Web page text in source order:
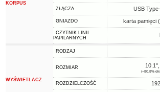
KORPUS
ZŁĄCZA USB
GNIAZDO karta pamięci
CZYTNIK LINII
PAPILARNYCH
WYŚWIETLACZ
RODZAJ
ROZMIAR
(~80.8%
ROZDZIELCZOŚĆ